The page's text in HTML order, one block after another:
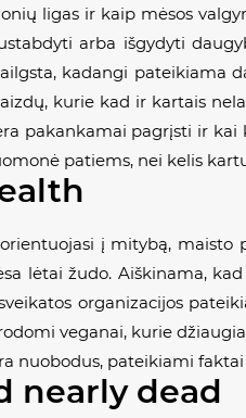
ligas ir kaip mėsos
arba išgydyti
kadangi pateikiama
kurie kad ir kartais
pakankamai pagrįsti ir
patiems, nei kelis
į mitybą,
lėtai žudo. Aiškinama,
organizacijos
veganai, kurie
nuobodus, pateikiami
nearly dead